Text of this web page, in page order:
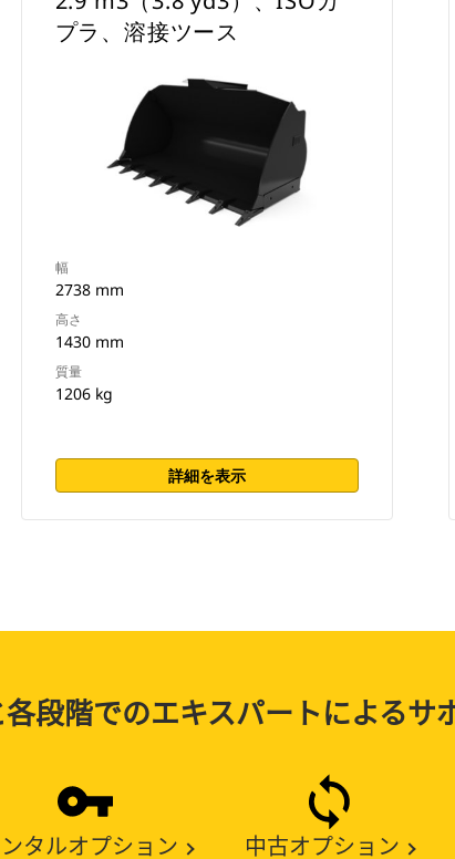
プラ、溶接ツース
幅
2738 mm
高さ
1430 mm
質量
1206 kg
詳細を表示
段階でのエキスパートによるサ
タルオプション 中古オプション